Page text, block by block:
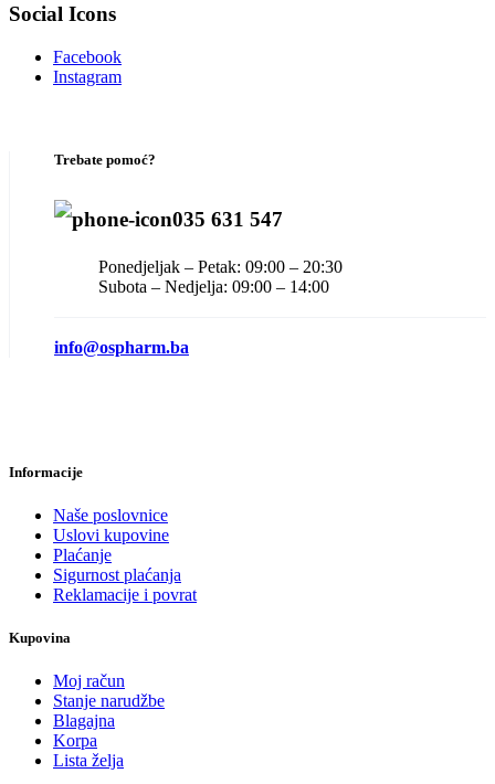
Social Icons
Facebook
Instagram
Trebate pomoć?
035 631 547
Ponedjeljak – Petak: 09:00 – 20:30
Subota – Nedjelja: 09:00 – 14:00
info@ospharm.ba
Informacije
Naše poslovnice
Uslovi kupovine
Plaćanje
Sigurnost plaćanja
Reklamacije i povrat
Kupovina
Moj račun
Stanje narudžbe
Blagajna
Korpa
Lista želja